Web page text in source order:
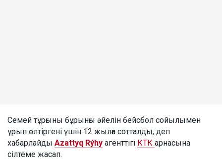
Семей тұрғыны бұрынғы әйелін бейсбол сойылымен
ұрып өлтіргені үшін 12 жылға сотталды, деп
хабарлайды Azattyq Rýhy агенттігі КТК арнасына
сілтеме жасап.